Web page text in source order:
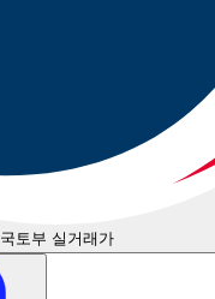
국토부 실거래가